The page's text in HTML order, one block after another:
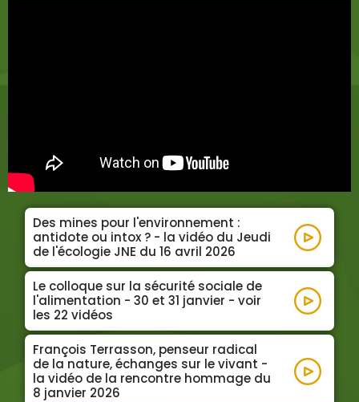
Des mines pour l'environnement :
antidote ou intox ? - la vidéo du Jeudi
de l'écologie JNE du 16 avril 2026
Lire la
Le colloque sur la sécurité sociale de
l'alimentation - 30 et 31 janvier - voir
les 22 vidéos
Lire la
François Terrasson, penseur radical
de la nature, échanges sur le vivant -
la vidéo de la rencontre hommage du
8 janvier 2026